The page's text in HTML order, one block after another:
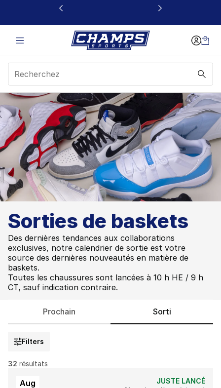
Ce lien s’ouvrira dans une nouvelle fenêtre
Sorties de baskets
Des dernières tendances aux collaborations
exclusives, notre calendrier de sortie est votre
source des dernières nouveautés en matière de
baskets.
Toutes les chaussures sont lancées à 10 h HE / 9 h
CT, sauf indication contraire.
Prochain Sorti
Filters
32 résultats
Aug JUSTE LANCÉ